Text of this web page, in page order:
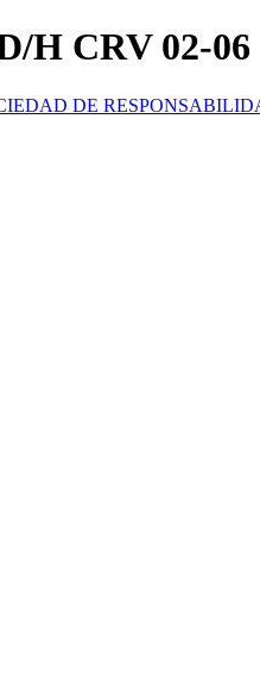
H CRV 02-06
DE